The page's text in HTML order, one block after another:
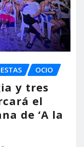
OCIO
y tres
el
de ‘A la